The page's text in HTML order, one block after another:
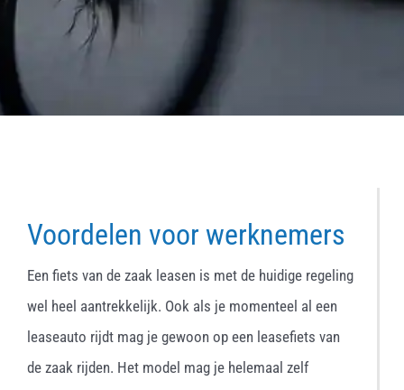
Voordelen voor werknemers
Een fiets van de zaak leasen is met de huidige regeling
wel heel aantrekkelijk. Ook als je momenteel al een
leaseauto rijdt mag je gewoon op een leasefiets van
de zaak rijden. Het model mag je helemaal zelf